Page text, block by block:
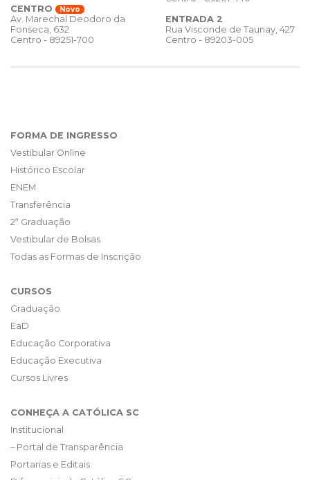
CENTRO
Novo
Av. Marechal Deodoro da
Fonseca, 632
Centro - 89251-700
ENTRADA 2
Rua Visconde de Taunay, 427
Centro - 89203-005
FORMA DE INGRESSO
Vestibular Online
Histórico Escolar
ENEM
Transferência
2ª Graduação
Vestibular de Bolsas
Todas as Formas de Inscrição
CURSOS
Graduação
EaD
Educação Corporativa
Educação Executiva
Cursos Livres
CONHEÇA A CATÓLICA SC
Institucional
– Portal de Transparência
Portarias e Editais